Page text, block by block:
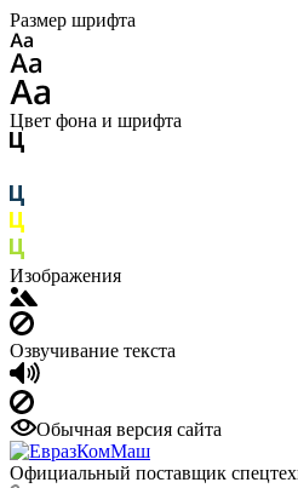
Размер шрифта
Цвет фона и шрифта
Изображения
Озвучивание текста
Обычная версия сайта
Официальный поставщик